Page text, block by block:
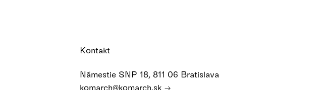
Kontakt
Námestie SNP 18, 811 06 Bratislava
komarch@komarch.sk